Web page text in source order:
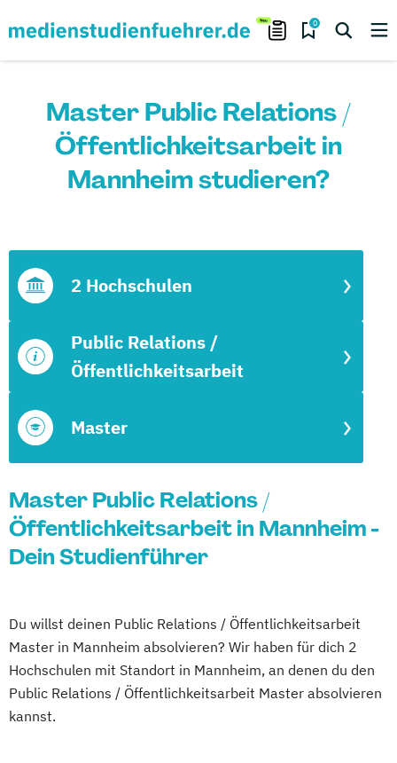
0
Master Public Relations /
Öffentlichkeitsarbeit in
Mannheim studieren?
Master
Public Relations /
Öffentlichkeitsarbeit
2 Hochschulen
Master Public Relations /
Öffentlichkeitsarbeit in Mannheim -
Dein Studienführer
Du willst deinen Public Relations / Öffentlichkeitsarbeit
Master in Mannheim absolvieren? Wir haben für dich 2
Hochschulen mit Standort in Mannheim, an denen du den
Public Relations / Öffentlichkeitsarbeit Master absolvieren
kannst.